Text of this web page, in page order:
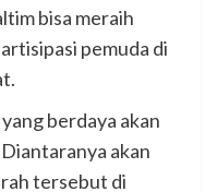
bisa meraih
pemuda di
berdaya akan
akan
tersebut di